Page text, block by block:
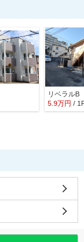
リベラルB
5.9万円 /